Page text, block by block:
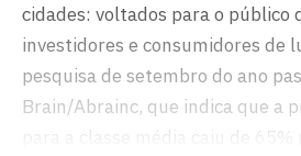
cidades: voltados para o público
investidores e consumidores de
pesquisa de setembro do ano
Brain/Abrainc, que indica que a
para a classe média caiu de 65%